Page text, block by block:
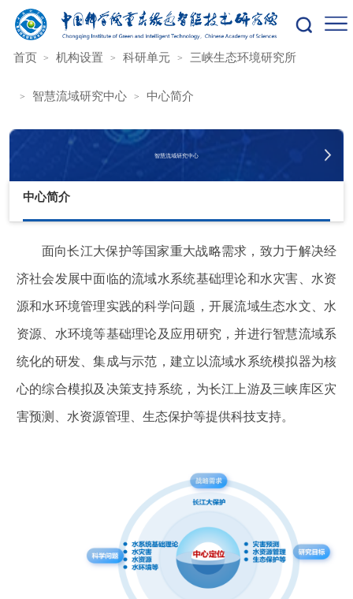
您的位置：
首页 机构设置 科研单元 三峡生态环境研究所
智慧流域研究中心 中心简介
智慧流域研究中心
中心简介
面向长江大保护等国家重大战略需求，致力于解决经
济社会发展中面临的流域水系统基础理论和水灾害、水资
源和水环境管理实践的科学问题，开展流域生态水文、水
资源、水环境等基础理论及应用研究，并进行智慧流域系
统化的研发、集成与示范，建立以流域水系统模拟器为核
心的综合模拟及决策支持系统，为长江上游及三峡库区灾
害预测、水资源管理、生态保护等提供科技支持。